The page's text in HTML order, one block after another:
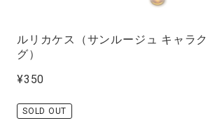
ルリカケス（サンルージュ キャラ
グ）
¥350
SOLD OUT